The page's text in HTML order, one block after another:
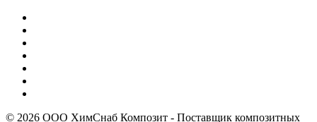
© 2026 ООО ХимСнаб Композит - Поставщик композитных